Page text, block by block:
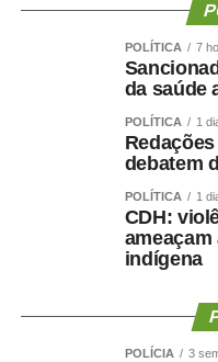
Ao final do encontro,
realizados com
igualdade de
COMENTE ABAIXO:
POLÍTICA 7
da saúde
POLÍTICA 1
debatem
POLÍTICA 1
CDH:
indígena
POLÍCIA 3